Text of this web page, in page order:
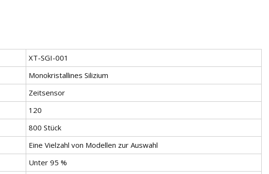
XT-SGI-001
Monokristallines Silizium
Zeitsensor
120
800 Stück
Eine Vielzahl von Modellen zur Auswahl
Unter 95 %